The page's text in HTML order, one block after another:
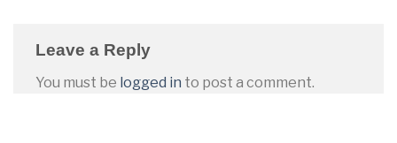
Leave a Reply
You must be logged in to post a comment.